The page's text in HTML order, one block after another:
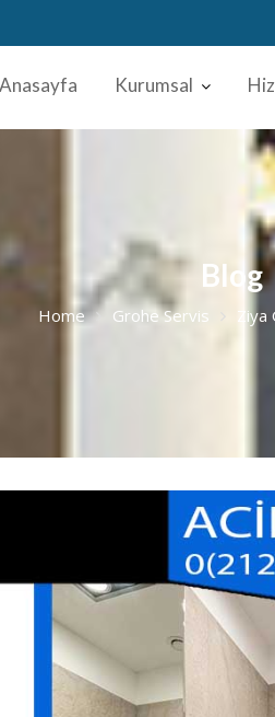
Anasayfa Kurumsal
Blog
Home Grohe Servis Ziya